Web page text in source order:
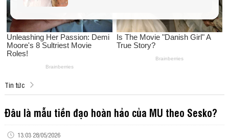
Tin tức
Đâu là mẫu tiền đạo hoàn hảo của MU theo Sesko?
13:03 28/05/2026